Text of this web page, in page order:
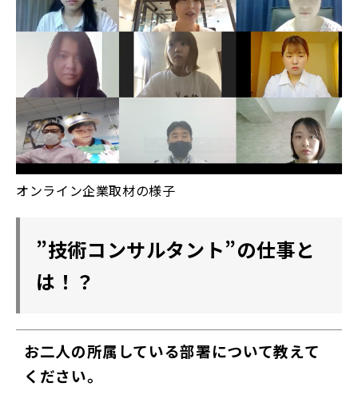
オンライン企業取材の様子
”技術コンサルタント”の仕事と
は！？
お二人の所属している部署について教えて
ください。